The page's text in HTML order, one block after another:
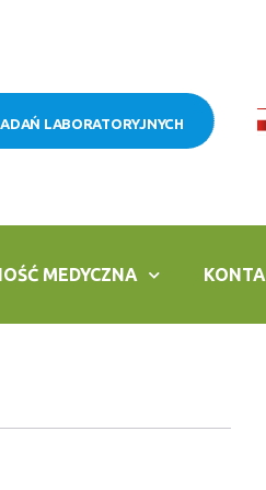
LABORATORYJNYCH
MEDYCZNA